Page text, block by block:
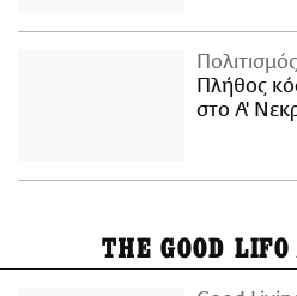
Πολιτισμός
Πλήθος
στο Α'
THE GOOD LIFO